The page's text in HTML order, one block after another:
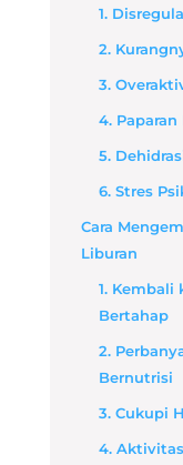
1.
2.
3.
4.
5.
6. Stres
Cara
Liburan
1. Kembali
Bertahap
2.
Bernutrisi
3. Cukupi
4.